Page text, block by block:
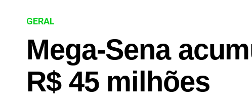
GERAL
Mega-Sena
R$ 45 milhões